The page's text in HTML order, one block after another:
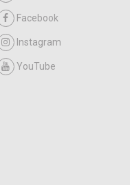
Facebook
Instagram
YouTube